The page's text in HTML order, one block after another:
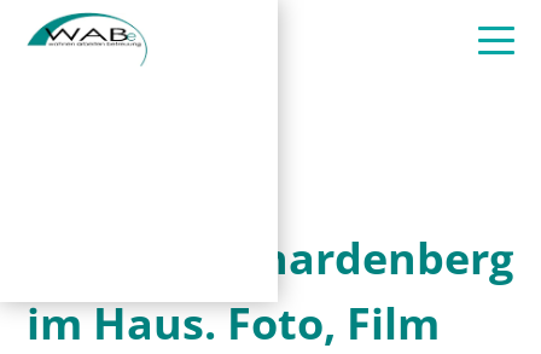
@samuelhardenberg
im Haus. Foto, Film